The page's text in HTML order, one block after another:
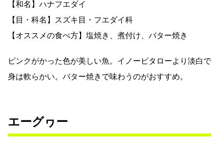
【和名】ハナフエダイ
【目・科名】スズキ目・フエダイ科
【オススメの食べ方】塩焼き、煮付け、バター焼き
ピンクがかった色が美しい魚。イノービタローより淡白で
身は軟らかい。バター焼きで味わうのがおすすめ。
エーグヮー